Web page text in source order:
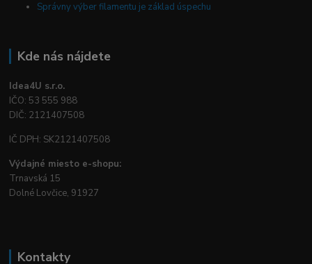
Správny výber filamentu je základ úspechu
Kde nás nájdete
Idea4U s.r.o.
IČO: 53 555 988
DIČ: 2121407508
IČ DPH: SK2121407508
Výdajné miesto e-shopu:
Trnavská 15
Dolné Lovčice, 91927
Kontakty